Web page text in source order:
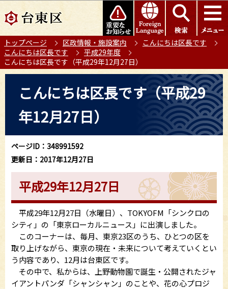
の
ー
ジ
の
このページの本文へ移動
トップページ 区政情報・施設案内
こんにちは区長です
こんにちは区長です
平成29年度
こんにちは区長です（平成29年12月27日）
ら
こんにちは区長です（平成29
年12月27日）
ページID：348991592
更新日：2017年12月27日
平成29年12月27日
平成29年12月27日（水曜日）、TOKYOFM「シンクロの
シティ」の「東京ローカルニュース」に出演しました。
このコーナーは、毎月、東京23区のうち、ひとつの区を
取り上げながら、東京の現在・未来について考えていくとい
う内容であり、12月は台東区です。
その中で、私からは、上野動物園で誕生・公開されたジャ
イアントパンダ「シャンシャン」のことや、花の心プロジ